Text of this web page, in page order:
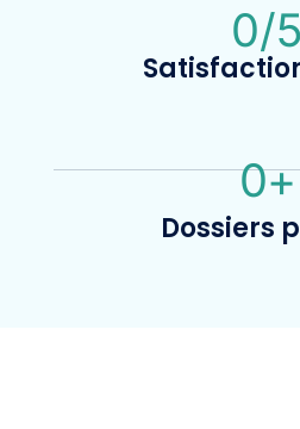
0/5
Dossiers
0+